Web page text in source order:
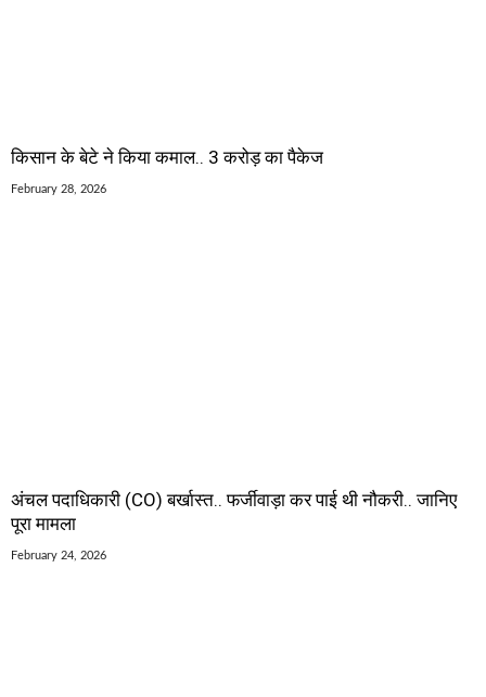
किसान के बेटे ने किया कमाल.. 3 करोड़ का पैकेज
February 28, 2026
अंचल पदाधिकारी (CO) बर्खास्त.. फर्जीवाड़ा कर पाई थी नौकरी.. जानिए
पूरा मामला
February 24, 2026